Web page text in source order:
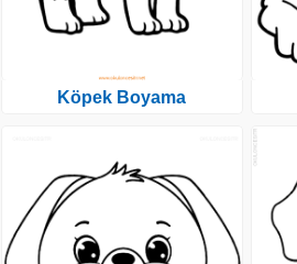
Köpek Boyama